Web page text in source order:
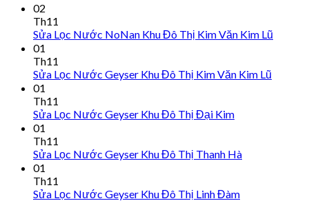
02
Th11
Sửa Lọc Nước NoNan Khu Đô Thị Kim Văn Kim Lũ
01
Th11
Sửa Lọc Nước Geyser Khu Đô Thị Kim Văn Kim Lũ
01
Th11
Sửa Lọc Nước Geyser Khu Đô Thị Đại Kim
01
Th11
Sửa Lọc Nước Geyser Khu Đô Thị Thanh Hà
01
Th11
Sửa Lọc Nước Geyser Khu Đô Thị Linh Đàm